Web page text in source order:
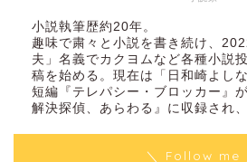
小説執筆歴約20年。
趣味で粛々と小説を書き続け、
夫」名義でカクヨムなど各種小説
稿を始める。現在は「日和崎よし
短編『テレパシー・ブロッカー』
解決探偵、あらわる』に収録され、
＼ Follow me